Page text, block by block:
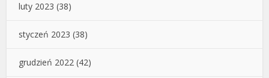
luty 2023 (38)
styczeń 2023 (38)
grudzień 2022 (42)